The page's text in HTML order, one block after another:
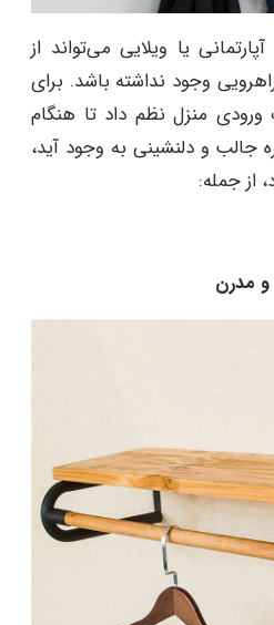
یا ویلایی می‌تواند از
وجود نداشته باشد. برای
منزل نظم داد تا هنگام
جالب و دلنشینی به وجود آید،
از جمله:
مدرن